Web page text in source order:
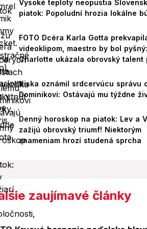
Vysoké teploty neopustia
piatok: Popoludní hrozia lokálne
FOTO Dcéra Karla Gotta
videoklipom, maestro by bol pyšný:
Charlotte ukázala obrovský talent
Paríži!
Kiska oznámil srdcervúcu správu
Dominikovi: Ostávajú mu týždne
Denný horoskop na piatok: Lev a
zažijú obrovský triumf! Niektorým
znameniam hrozí studená sprcha
zaujímavé články
Foto